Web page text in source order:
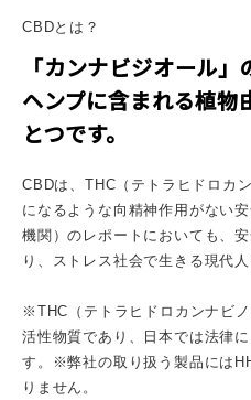
CBDとは？
「カンナビジオール」
ヘンプに含まれる植物
とつです。
CBDは、THC（テトラヒドロカ
になるような向精神作用がない
機関）のレポートにおいても、
り、ストレス社会で生きる現代
※THC（テトラヒドロカンナビ
活性物質であり、日本では法律
す。※弊社の取り扱う製品には
りません。